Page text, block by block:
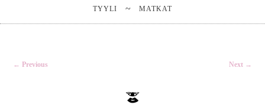
TYYLI MATKAT
Post
← Previous Next →